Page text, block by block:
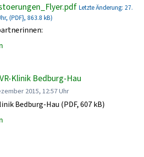
Letzte Änderung: 27.
(PDF}, 863.8 kB)
Klinik Bedburg-Hau
2015, 12:57 Uhr
Bedburg-Hau (PDF, 607 kB)